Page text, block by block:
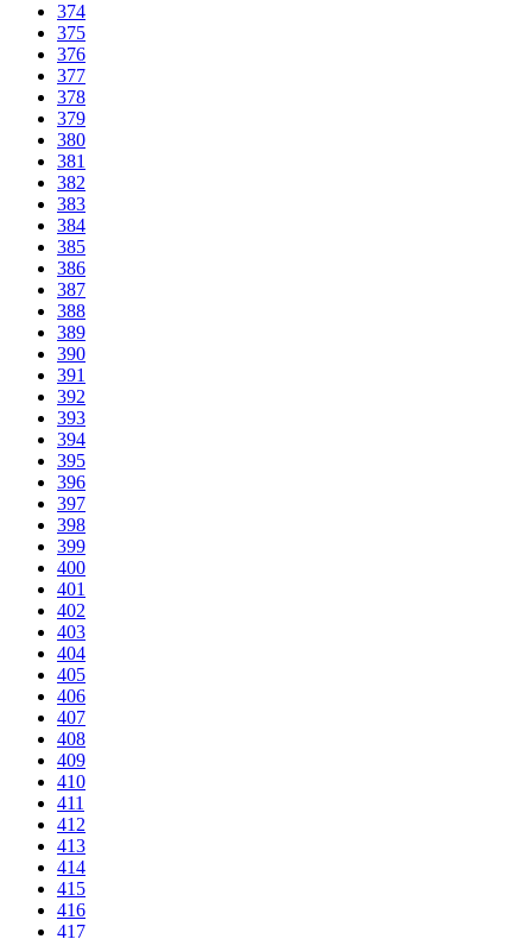
374
375
376
377
378
379
380
381
382
383
384
385
386
387
388
389
390
391
392
393
394
395
396
397
398
399
400
401
402
403
404
405
406
407
408
409
410
411
412
413
414
415
416
417